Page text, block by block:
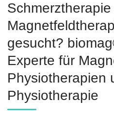
gesucht?
Experte für
Physiotherapien
Physiotherapie